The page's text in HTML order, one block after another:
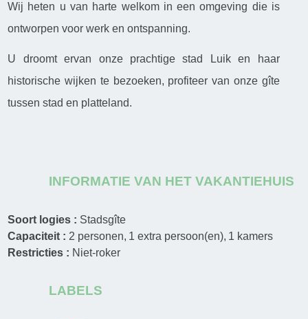
Wij heten u van harte welkom in een omgeving die is
ontworpen voor werk en ontspanning.
U droomt ervan onze prachtige stad Luik en haar
historische wijken te bezoeken, profiteer van onze gîte
tussen stad en platteland.
INFORMATIE VAN HET VAKANTIEHUIS
Soort logies : Stadsgîte
Capaciteit : 2 personen 1 extra persoon(en) 1 kamers
Restricties : Niet-roker
LABELS